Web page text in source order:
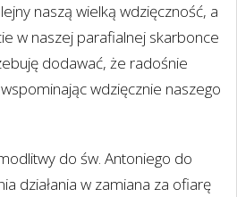
naszą wielką wdzięczność, a
w naszej parafialnej skarbonce
dodawać, że radośnie
wdzięcznie naszego
do św. Antoniego do
działania w zamiana za ofiarę